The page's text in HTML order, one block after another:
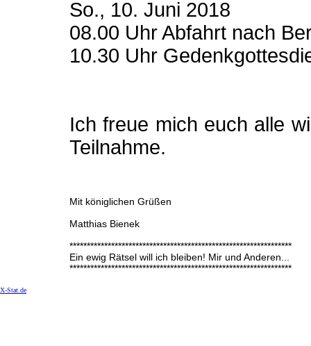
So., 10. Juni 2018
08.00 Uhr Abfahrt nach
10.30 Uhr
Ich freue mich euch alle
Teilnahme.
Mit königlichen Grüßen
Matthias Bienek
****************************************************************
Ein ewig Rätsel will ich bleiben! Mir und Anderen...
****************************************************************
X-Stat.de